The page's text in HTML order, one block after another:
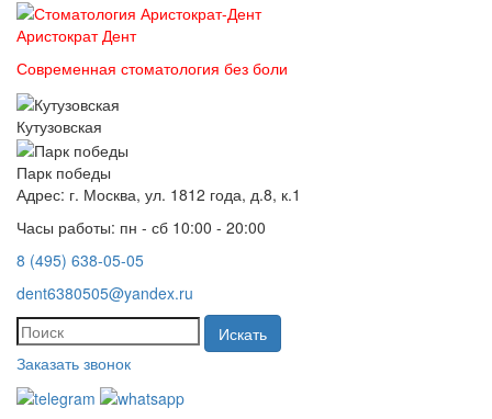
АристократДент
Современная стоматология без боли
Кутузовская
Парк победы
Адрес: г. Москва, ул. 1812 года, д.8, к.1
Часы работы: пн - сб 10:00 - 20:00
8 (495) 638-05-05
dent6380505@yandex.ru
Искать
Заказать звонок